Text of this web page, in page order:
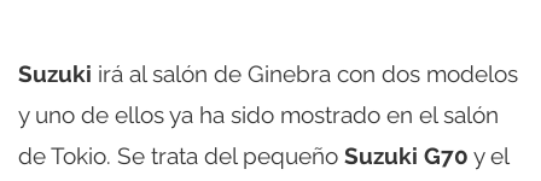
Suzuki irá al salón de Ginebra con dos modelos
y uno de ellos ya ha sido mostrado en el salón
de Tokio. Se trata del pequeño Suzuki G70 y el